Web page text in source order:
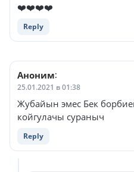
❤️❤️❤️❤️
Reply
Аноним:
25.01.2021 в 01:38
Жубайын эмес Бек
койгулачы сураныч
Reply